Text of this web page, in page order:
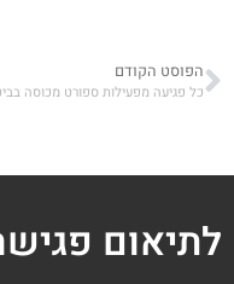
הפוסט הקודם
לתיאום